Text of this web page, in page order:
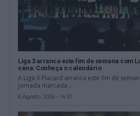
Liga 3 arranca este fim de semana com
cena: Conheça o calendário
A Liga 3 Placard arranca este fim de
jornada marcada...
6 Agosto, 2026 - 14:51